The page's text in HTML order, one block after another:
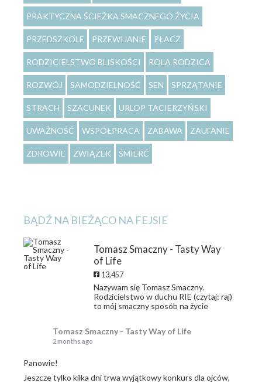
PRAKTYCZNA ŚCIEŻKA SMACZNEGO ŻYCIA
PRZEDSZKOLE PRZEWIJANIE PŁACZ
RODZICIELSTWO BLISKOŚCI ROLA RODZICA
ROZWÓJ SAMODZIELNOŚĆ SEN SPRZĄTANIE
STRACH SZACUNEK URLOP TACIERZYŃSKI
UWAŻNOŚĆ WSPÓŁPRACA ZABAWA ZAUFANIE
ZDROWIE ZWIĄZEK ŚMIERĆ
BĄDŹ NA BIEŻĄCO NA FEJSIE
Tomasz Smaczny - Tasty Way
of Life
13,457
Nazywam się Tomasz Smaczny.
Rodzicielstwo w duchu RIE (czytaj: raj)
to mój smaczny sposób na życie
Tomasz Smaczny - Tasty Way of Life
2 months ago
Panowie!
Jeszcze tylko kilka dni trwa wyjątkowy konkurs dla ojców,